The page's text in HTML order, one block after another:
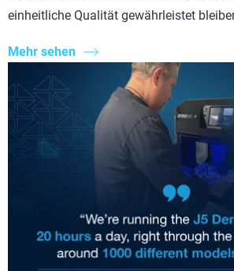
einheitliche Qualität gewährleistet
Mehr sehen